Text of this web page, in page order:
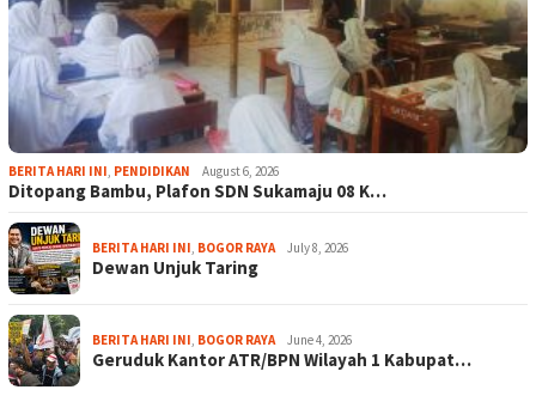
BERITA HARI INI PENDIDIKAN August 6, 2026
Ditopang Bambu, Plafon SDN Sukamaju 08 K…
BERITA HARI INI BOGOR RAYA July 8, 2026
Dewan Unjuk Taring
BERITA HARI INI BOGOR RAYA June 4, 2026
Geruduk Kantor ATR/BPN Wilayah 1 Kabupat…